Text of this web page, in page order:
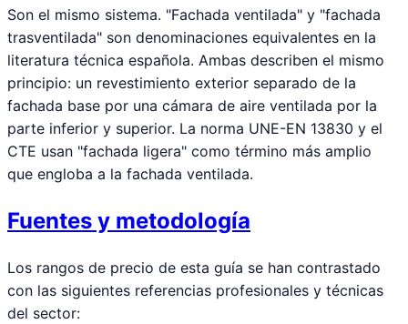
Son el mismo sistema. "Fachada ventilada" y "fachada
trasventilada" son denominaciones equivalentes en la
literatura técnica española. Ambas describen el mismo
principio: un revestimiento exterior separado de la
fachada base por una cámara de aire ventilada por la
parte inferior y superior. La norma UNE-EN 13830 y el
CTE usan "fachada ligera" como término más amplio
que engloba a la fachada ventilada.
Fuentes y metodología
Los rangos de precio de esta guía se han contrastado
con las siguientes referencias profesionales y técnicas
del sector: